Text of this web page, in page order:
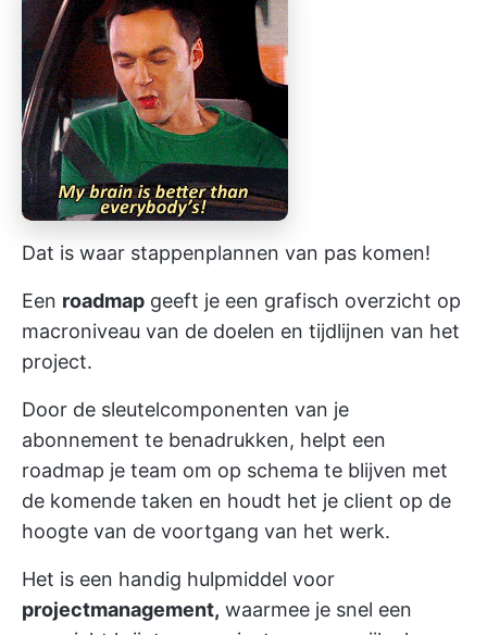
Dat is waar stappenplannen van pas komen!
Een roadmap geeft je een grafisch overzicht op
macroniveau van de doelen en tijdlijnen van het
project.
Door de sleutelcomponenten van je
abonnement te benadrukken, helpt een
roadmap je team om op schema te blijven met
de komende taken en houdt het je client op de
hoogte van de voortgang van het werk.
Het is een handig hulpmiddel voor
projectmanagement, waarmee je snel een